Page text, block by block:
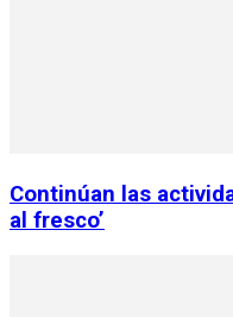
Continúan las
al fresco’